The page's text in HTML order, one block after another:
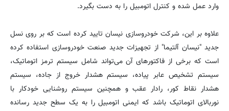
وارد عمل شده و کنترل اتومبیل را به دست بگیرد.
علاوه بر این، شرکت خودروسازی نیسان تایید کرده است که بر روی نسل
جدید "نیسان آلتیما" از تجهیزات جدید صنعت خودروسازی استفاده کرده
است که برخی از فاکتورهای آن می‌تواند شامل سیستم ترمز اتوماتیک،
سیستم تشخیص عابر پیاده، سیستم هشدار خروج از جاده، سیستم
هشدار نقاط کور، رادار عقب و همچنین سیستم روشنایی خودکار با
نوربالای اتوماتیک باشد که ایمنی اتومبیل را به یک سطح جدید رسانده